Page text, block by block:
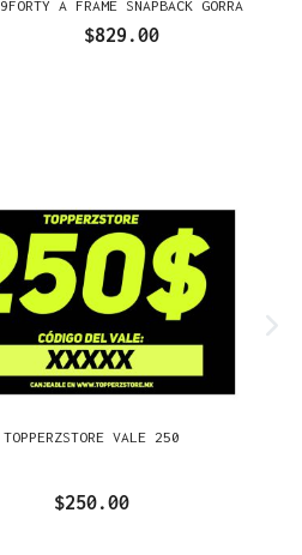
9FORTY A FRAME SNAPBACK GORRA
$829.00
TOPPERZSTORE VALE 250
$250.00